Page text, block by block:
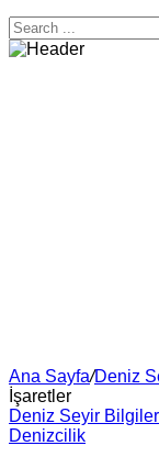
Ana Sayfa/Deniz
İşaretler
Deniz Seyir
Denizcilik